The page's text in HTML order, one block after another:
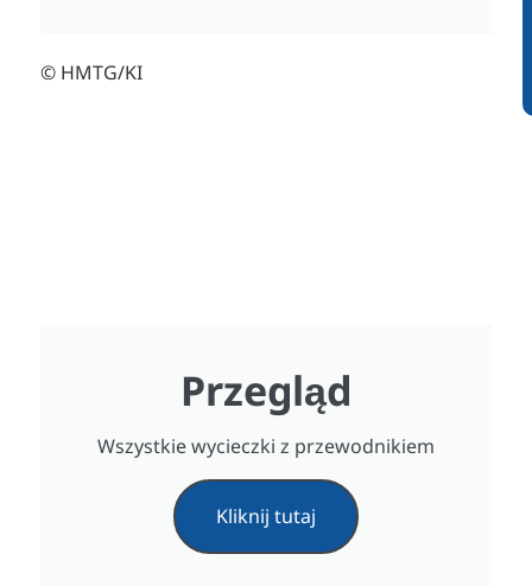
© HMTG/KI
Przegląd
Wszystkie wycieczki z przewodnikiem
Kliknij tutaj